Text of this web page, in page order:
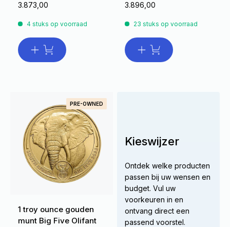
3.873,00
4 stuks op voorraad
3.896,00
23 stuks op voorraad
PRE-OWNED
1 troy ounce gouden
munt Big Five Olifant
Kieswijzer
Ontdek welke producten
passen bij uw wensen en
budget. Vul uw
voorkeuren in en
ontvang direct een
passend voorstel.